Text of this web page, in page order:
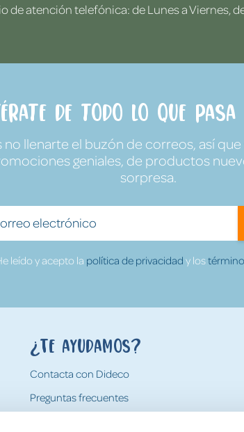
de atención telefónica: de Lunes a Viernes,
de todo lo que pasa
llenarte el buzón de correos, así
geniales, de productos
sorpresa.
leído y acepto la política de privacidad y los
¿Te ayudamos?
Contacta con Dideco
Preguntas frecuentes